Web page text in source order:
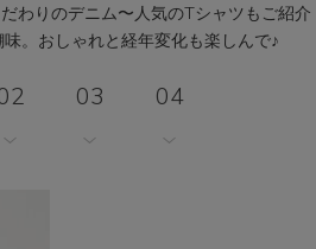
わりのデニム〜人気のTシャツもご紹介
。おしゃれと経年変化も楽しんで♪
03 04